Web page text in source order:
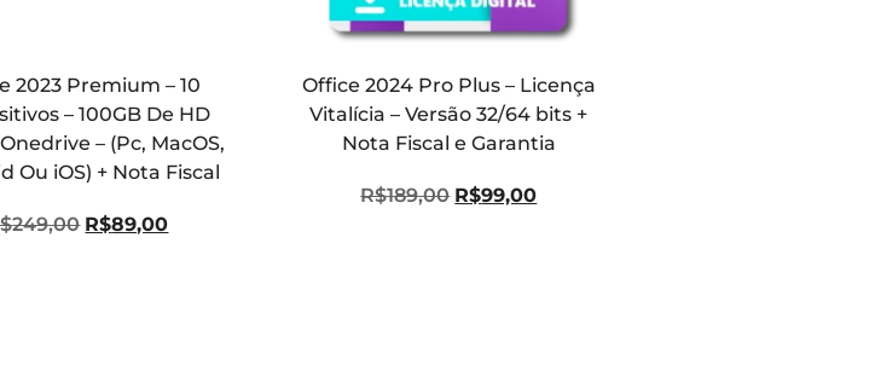
2023 Premium – 10
– 100GB De HD
– (Pc, MacOS,
Ou iOS) + Nota Fiscal
249,00 R$89,00
Office 2024 Pro Plus – Licença
Vitalícia – Versão 32/64 bits +
Nota Fiscal e Garantia
R$189,00 R$99,00